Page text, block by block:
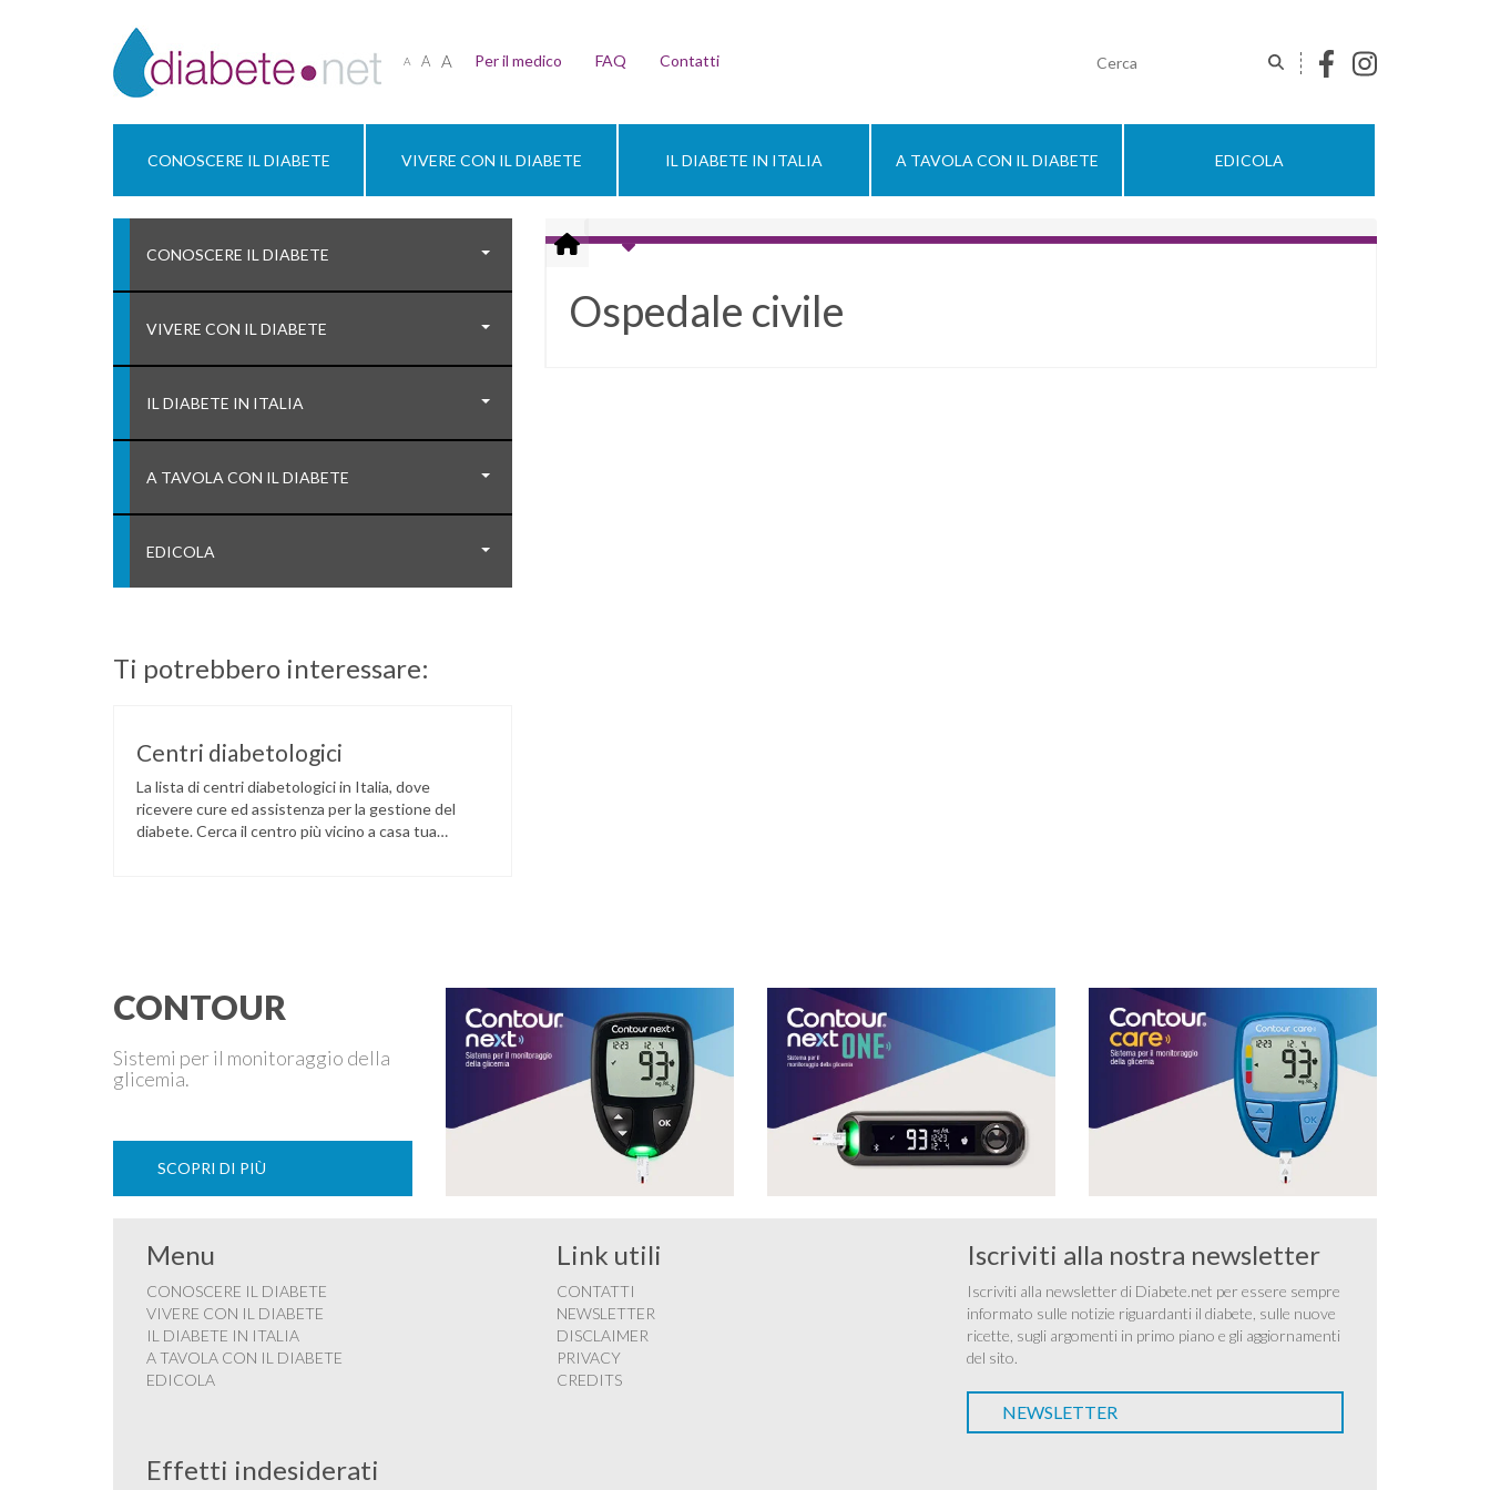
A A A Per il medico FAQ Contatti
CONOSCERE IL DIABETE VIVERE CON IL DIABETE IL DIABETE IN ITALIA A TAVOLA CON IL DIABETE EDICOLA
CONOSCERE IL DIABETE
VIVERE CON IL DIABETE
IL DIABETE IN ITALIA
A TAVOLA CON IL DIABETE
EDICOLA
Ospedale civile
Ti potrebbero interessare:
Centri diabetologici
La lista di centri diabetologici in Italia, dove
ricevere cure ed assistenza per la gestione del
diabete. Cerca il centro più vicino a casa tua
CONTOUR
Sistemi per il monitoraggio della
glicemia.
SCOPRI DI PIÙ
Menu
CONOSCERE IL DIABETE
VIVERE CON IL DIABETE
IL DIABETE IN ITALIA
A TAVOLA CON IL DIABETE
EDICOLA
Link utili
CONTATTI
NEWSLETTER
DISCLAIMER
PRIVACY
CREDITS
Iscriviti alla nostra newsletter
Iscriviti alla newsletter di Diabete.net per essere sempre
informato sulle notizie riguardanti il diabete, sulle nuove
ricette, sugli argomenti in primo piano e gli aggiornamenti
del sito.
NEWSLETTER
Effetti indesiderati